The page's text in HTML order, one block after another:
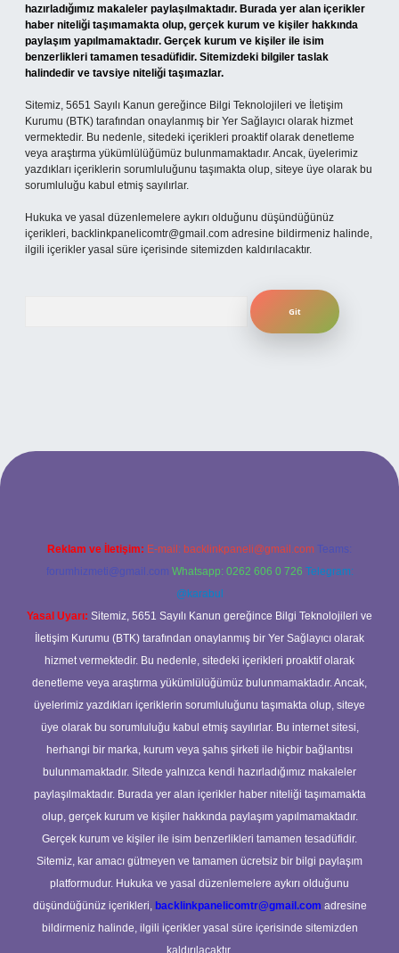
hazırladığımız makaleler paylaşılmaktadır. Burada yer alan içerikler
haber niteliği taşımamakta olup, gerçek kurum ve kişiler hakkında
paylaşım yapılmamaktadır. Gerçek kurum ve kişiler ile isim
benzerlikleri tamamen tesadüfidir. Sitemizdeki bilgiler taslak
halindedir ve tavsiye niteliği taşımazlar.
Sitemiz, 5651 Sayılı Kanun gereğince Bilgi Teknolojileri ve İletişim
Kurumu (BTK) tarafından onaylanmış bir Yer Sağlayıcı olarak hizmet
vermektedir. Bu nedenle, sitedeki içerikleri proaktif olarak denetleme
veya araştırma yükümlülüğümüz bulunmamaktadır. Ancak, üyelerimiz
yazdıkları içeriklerin sorumluluğunu taşımakta olup, siteye üye olarak bu
sorumluluğu kabul etmiş sayılırlar.
Hukuka ve yasal düzenlemelere aykırı olduğunu düşündüğünüz
içerikleri, backlinkpanelicomtr@gmail.com adresine bildirmeniz halinde,
ilgili içerikler yasal süre içerisinde sitemizden kaldırılacaktır.
giriş adresi
Reklam ve İletişim: E-mail: backlinkpaneli@gmail.com Teams:
forumhizmeti@gmail.com Whatsapp: 0262 606 0 726 Telegram:
@karabul
Yasal Uyarı: Sitemiz, 5651 Sayılı Kanun gereğince Bilgi Teknolojileri ve
İletişim Kurumu (BTK) tarafından onaylanmış bir Yer Sağlayıcı olarak
hizmet vermektedir. Bu nedenle, sitedeki içerikleri proaktif olarak
denetleme veya araştırma yükümlülüğümüz bulunmamaktadır. Ancak,
üyelerimiz yazdıkları içeriklerin sorumluluğunu taşımakta olup, siteye
üye olarak bu sorumluluğu kabul etmiş sayılırlar. Bu internet sitesi,
herhangi bir marka, kurum veya şahıs şirketi ile hiçbir bağlantısı
bulunmamaktadır. Sitede yalnızca kendi hazırladığımız makaleler
paylaşılmaktadır. Burada yer alan içerikler haber niteliği taşımamakta
olup, gerçek kurum ve kişiler hakkında paylaşım yapılmamaktadır.
Gerçek kurum ve kişiler ile isim benzerlikleri tamamen tesadüfidir.
Sitemiz, kar amacı gütmeyen ve tamamen ücretsiz bir bilgi paylaşım
platformudur. Hukuka ve yasal düzenlemelere aykırı olduğunu
düşündüğünüz içerikleri, backlinkpanelicomtr@gmail.com adresine
bildirmeniz halinde, ilgili içerikler yasal süre içerisinde sitemizden
kaldırılacaktır.